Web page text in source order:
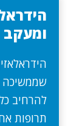
ומעקב
שממשיכה
להרחיב
תרופות